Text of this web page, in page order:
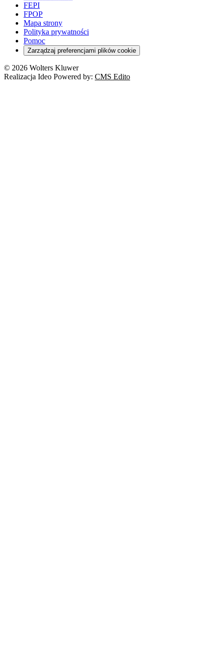
ESG
Kredyty
Cło
Deregulacja
Cyberbezpieczeństwo
Franczyza
Prawo autorskie
Pacjent
Szkoła i uczeń
Turystyka
Orzeczenia
RODO
FEPI
FPOP
Mapa strony
Polityka prywatności
Pomoc
Zarządzaj preferencjami plików cookie
© 2026 Wolters Kluwer
Realizacja Ideo Powered by: CMS Edito